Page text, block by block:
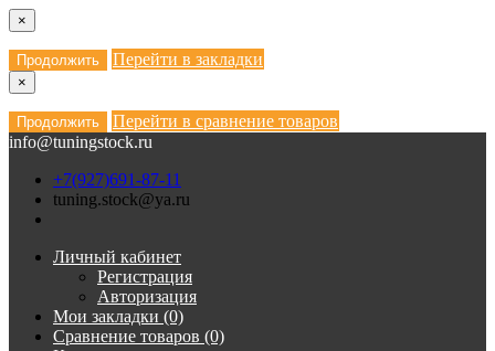
×
Продолжить Перейти в закладки
×
Продолжить
Перейти в сравнение товаров
info@tuningstock.ru
+7(927)691-87-11
tuning.stock@ya.ru
Личный кабинет
Регистрация
Авторизация
Мои закладки (0)
Сравнение товаров (0)